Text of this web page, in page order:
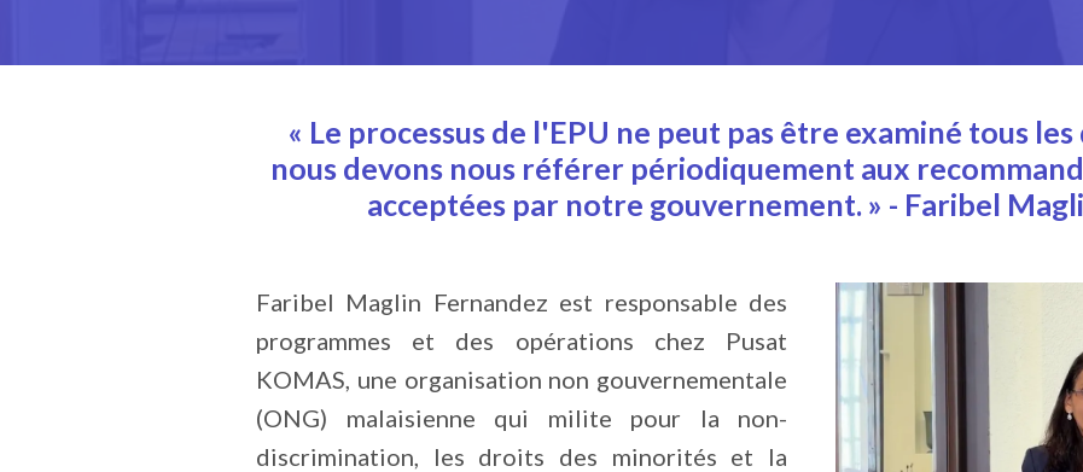
« Le processus de l'EPU ne peut pas être examiné tous
nous devons nous référer périodiquement aux
acceptées par notre gouvernement. » - Faribel
Faribel Maglin Fernandez est responsable des
programmes et des opérations chez Pusat
KOMAS, une organisation non gouvernementale
(ONG) malaisienne qui milite pour la non-
discrimination, les droits des minorités et la